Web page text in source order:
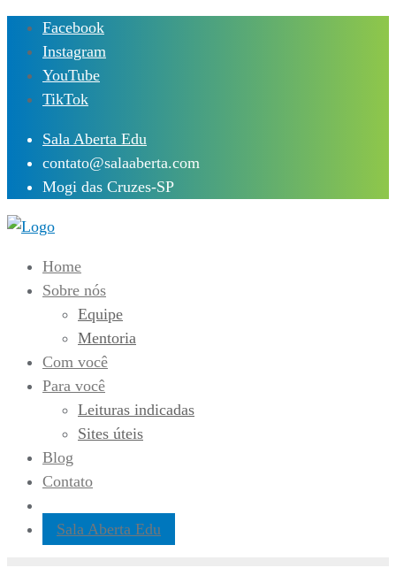
Skip
content
Facebook
Instagram
YouTube
TikTok
Sala Aberta Edu
contato@salaaberta.com
Mogi das Cruzes-SP
Home
Sobre nós
Equipe
Mentoria
Com você
Para você
Leituras indicadas
Sites úteis
Blog
Contato
Sala Aberta Edu